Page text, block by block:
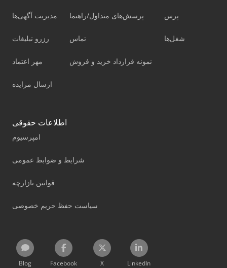
مدیریت آگهی‌ها
رزرو تبلیغات
مهر اعتماد
ارسال مزایده
پرسش‌های متداول/راهنما
تماس
نمونه قرارداد خرید و فروش
پرس
شغل‌ها
اطلاعات حقوقی
امپرسیوم
شرایط و ضوابط عمومی
قوانین بازارچه
سیاست حفظ حریم خصوصی
Blog Facebook X LinkedIn